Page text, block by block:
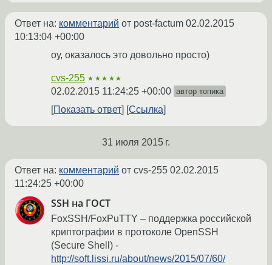
Ответ на: комментарий от post-factum 02.02.2015
10:13:04 +00:00
оу, оказалось это довольно просто)
cvs-255 ★★★★★
02.02.2015 11:24:25 +00:00 автор топика
Показать ответ Ссылка
31 июля 2015 г.
Ответ на: комментарий от cvs-255 02.02.2015
11:24:25 +00:00
SSH на ГОСТ
FoxSSH/FoxPuTTY – поддержка российской
криптографии в протоколе OpenSSH
(Secure Shell)­­ -
http://soft.lissi.ru/about/news/2015/07/60/